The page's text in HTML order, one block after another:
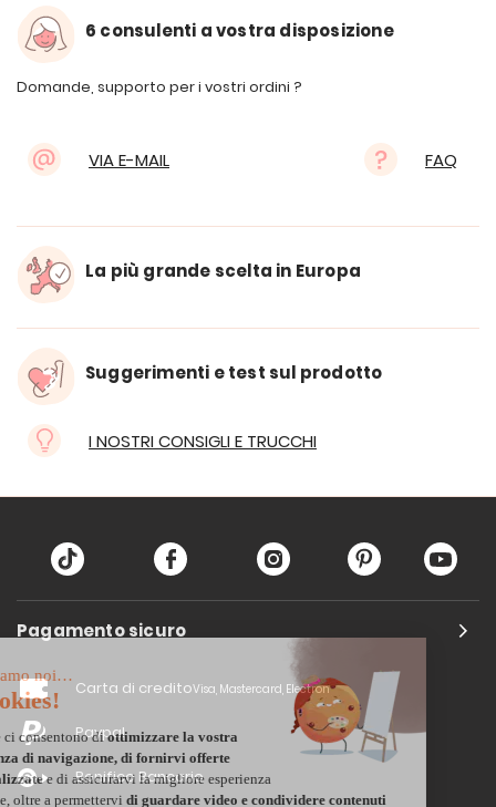
6 consulenti a vostra disposizione
Domande, supporto per i vostri ordini ?
VIA E-MAIL FAQ
La più grande scelta in Europa
Suggerimenti e test sul prodotto
I NOSTRI CONSIGLI E TRUCCHI
Pagamento sicuro
Carta di creditoVisa, Mastercard, Electron
Paypal
Bonifico Bancario